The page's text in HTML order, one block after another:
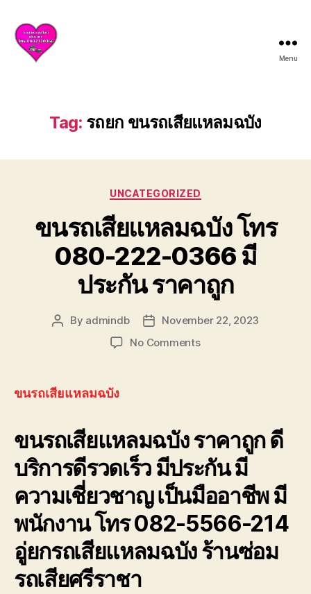
ศรีราชา
ให้
เหลือ
0800628488
Menu
Tag: รถยก ขนรถเสียแหลมฉบัง
Categories
UNCATEGORIZED
ขนรถเสียแหลมฉบัง โทร
080-222-0366 มี
ประกัน ราคาถูก
Post
By admindb
Post
date
November 22, 2023
No Commentson
โทร
080-
222-
0366
มี
ถูก
ขนรถเสียแหลมฉบัง
ขนรถเสียแหลมฉบัง ราคาถูก ดี
บริการดีรวดเร็ว มีประกัน มี
ความเชี่ยวชาญ เป็นมืออาชีพ มี
พนักงาน โทร 082-5566-214
อู่ยกรถเสียแหลมฉบัง ร้านซ่อม
รถเสียศรีราชา